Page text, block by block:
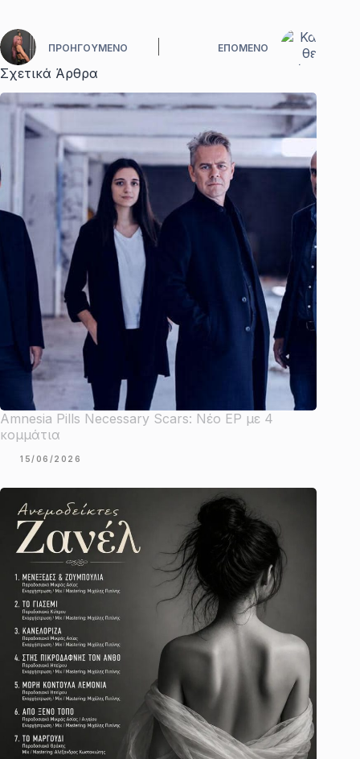
ΠΡΟΗΓΟΎΜΕΝΟ ΕΠΌΜΕΝΟ
Σχετικά Άρθρα
Amnesia Pills Necessary Scars: Νέο EP με 4
κομμάτια
15/06/2026